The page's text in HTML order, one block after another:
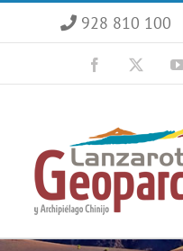
928 810 100
Facebook